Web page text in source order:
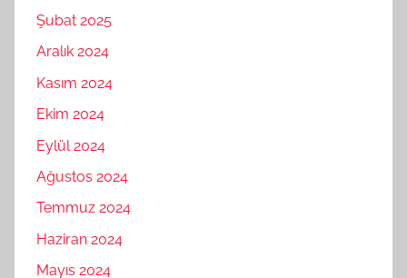
Şubat 2025
Aralık 2024
Kasım 2024
Ekim 2024
Eylül 2024
Ağustos 2024
Temmuz 2024
Haziran 2024
Mayıs 2024